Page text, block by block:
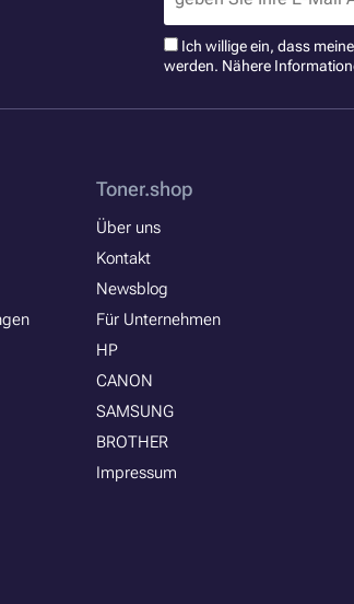
Ich willige ein, dass
werden. Nähere
Toner.shop
Über uns
Kontakt
Newsblog
Für Unternehmen
HP
CANON
SAMSUNG
BROTHER
Impressum